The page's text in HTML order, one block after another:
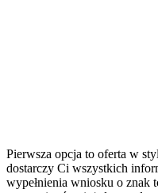
Pierwsza opcja to oferta w
dostarczy Ci wszystkich
wypełnienia wniosku o znak